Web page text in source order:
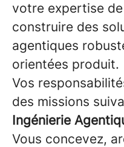
votre expertise
construire des
agentiques
orientées produit.
Vos
des missions
Ingénierie
Vous concevez,